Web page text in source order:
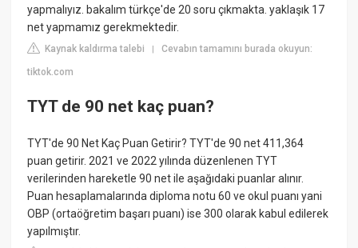
yapmalıyız. bakalım türkçe'de 20 soru çıkmakta. yaklaşık 17
net yapmamız gerekmektedir.
Kaynak kaldırma talebi |Cevabın tamamını burada okuyun:
tiktok.com
TYT de 90 net kaç puan?
TYT'de 90 Net Kaç Puan Getirir? TYT'de 90 net 411,364
puan getirir. 2021 ve 2022 yılında düzenlenen TYT
verilerinden hareketle 90 net ile aşağıdaki puanlar alınır.
Puan hesaplamalarında diploma notu 60 ve okul puanı yani
OBP (ortaöğretim başarı puanı) ise 300 olarak kabul edilerek
yapılmıştır.